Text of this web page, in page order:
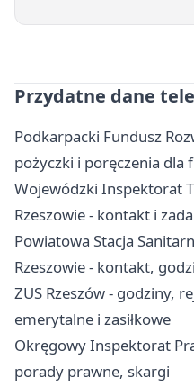
Przydatne dane
Podkarpacki Fundusz
pożyczki i poręczenia dla
Wojewódzki Inspektorat
Rzeszowie - kontakt i
Powiatowa Stacja
Rzeszowie - kontakt,
ZUS Rzeszów - godziny,
emerytalne i zasiłkowe
Okręgowy Inspektorat
porady prawne, skargi